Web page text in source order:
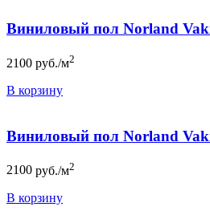
Виниловый пол Norland
2100 руб./м2
В корзину
Виниловый пол Norland
2100 руб./м2
В корзину